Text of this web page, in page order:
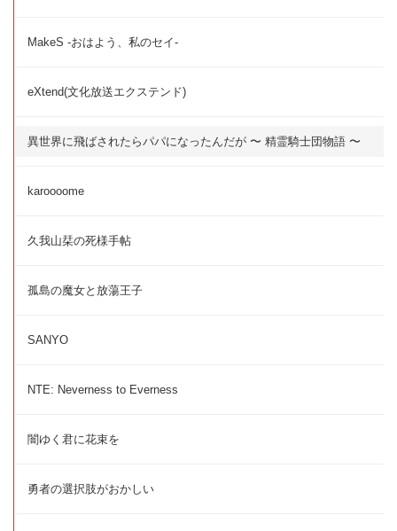
MakeS -おはよう、私のセイ-
eXtend(文化放送エクステンド)
異世界に飛ばされたらパパになったんだが 〜 精霊騎士団物語 〜
karoooome
久我山栞の死様手帖
孤島の魔女と放蕩王子
SANYO
NTE: Neverness to Everness
闇ゆく君に花束を
勇者の選択肢がおかしい